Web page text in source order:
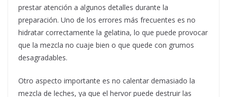
prestar atención a algunos detalles durante la
preparación. Uno de los errores más frecuentes es no
hidratar correctamente la gelatina, lo que puede provocar
que la mezcla no cuaje bien o que quede con grumos
desagradables.
Otro aspecto importante es no calentar demasiado la
mezcla de leches, ya que el hervor puede destruir las